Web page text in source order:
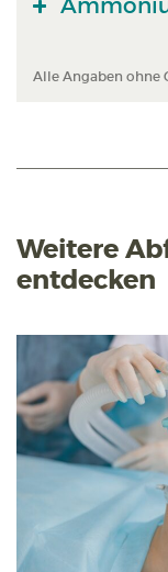
Alle Angaben ohne
Weitere
entdecken